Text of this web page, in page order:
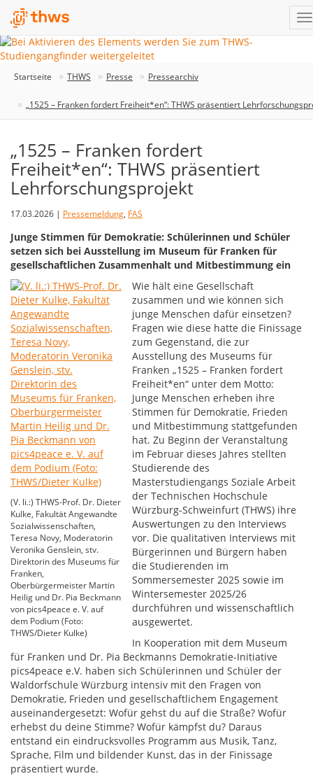
Startseite THWS Presse Pressearchiv
„1525 – Franken fordert Freiheit*en“: THWS präsentiert
„1525 – Franken fordert
Freiheit*en“: THWS präsentiert
Lehrforschungsprojekt
17.03.2026 | Pressemeldung, FAS
Junge Stimmen für Demokratie: Schülerinnen und Schüler
setzen sich bei Ausstellung im Museum für Franken für
gesellschaftlichen Zusammenhalt und Mitbestimmung ein
(V. li.:) THWS-Prof. Dr. Dieter
Kulke, Fakultät Angewandte
Sozialwissenschaften,
Teresa Novy, Moderatorin
Veronika Genslein, stv.
Direktorin des Museums für
Franken,
Oberbürgermeister Martin
Heilig und Dr. Pia Beckmann
von pics4peace e. V. auf
dem Podium (Foto:
THWS/Dieter Kulke)
Wie hält eine Gesellschaft
zusammen und wie können sich
junge Menschen dafür einsetzen?
Fragen wie diese hatte die Finissage
zum Gegenstand, die zur
Ausstellung des Museums für
Franken „1525 – Franken fordert
Freiheit*en“ unter dem Motto:
Junge Menschen erheben ihre
Stimmen für Demokratie, Frieden
und Mitbestimmung stattgefunden
hat. Zu Beginn der Veranstaltung
im Februar dieses Jahres stellten
Studierende des
Masterstudiengangs Soziale Arbeit
der Technischen Hochschule
Würzburg-Schweinfurt (THWS) ihre
Auswertungen zu den Interviews
vor. Die qualitativen Interviews mit
Bürgerinnen und Bürgern haben
die Studierenden im
Sommersemester 2025 sowie im
Wintersemester 2025/26
durchführen und wissenschaftlich
ausgewertet.
In Kooperation mit dem Museum
für Franken und Dr. Pia Beckmanns Demokratie-Initiative
pics4peace e.V. haben sich Schülerinnen und Schüler der
Waldorfschule Würzburg intensiv mit den Fragen von
Demokratie, Frieden und gesellschaftlichem Engagement
auseinandergesetzt: Wofür gehst du auf die Straße? Wofür
erhebst du deine Stimme? Wofür kämpfst du? Daraus
entstand ein eindrucksvolles Programm aus Musik, Tanz,
Sprache, Film und bildender Kunst, das in der Finissage
präsentiert wurde.